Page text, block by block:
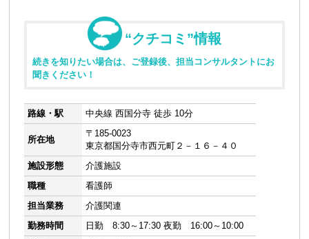
“クチコミ”情報
続きを知りたい場合は、ご登録後、担当コンサルタントにお
聞きください！
路線・駅 中央線 西国分寺 徒歩 10分
所在地
〒185-0023
東京都国分寺市西元町２－１６－４０
施設形態
介護施設
職種
看護師
担当業務
介護関連
勤務時間
日勤 8:30～17:30 夜勤 16:00～10:00